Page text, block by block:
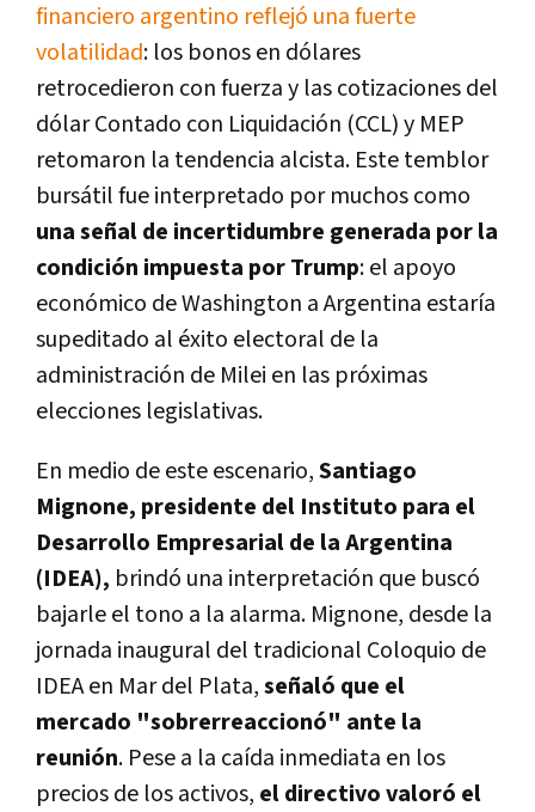
financiero argentino reflejó una fuerte
volatilidad: los bonos en dólares
retrocedieron con fuerza y las cotizaciones del
dólar Contado con Liquidación (CCL) y MEP
retomaron la tendencia alcista. Este temblor
bursátil fue interpretado por muchos como
una señal de incertidumbre generada por la
condición impuesta por Trump: el apoyo
económico de Washington a Argentina estaría
supeditado al éxito electoral de la
administración de Milei en las próximas
elecciones legislativas.
En medio de este escenario,Santiago
Mignone, presidente del Instituto para el
Desarrollo Empresarial de la Argentina
(IDEA), brindó una interpretación que buscó
bajarle el tono a la alarma. Mignone, desde la
jornada inaugural del tradicional Coloquio de
IDEA en Mar del Plata,señaló que el
mercado "sobrerreaccionó" ante la
reunión. Pese a la caída inmediata en los
precios de los activos, el directivo valoró el